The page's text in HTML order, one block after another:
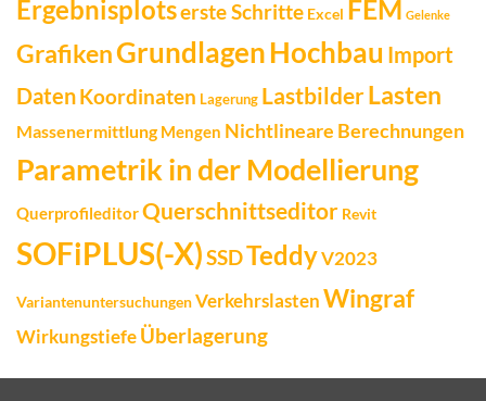
Ergebnisplotserste Schritte Excel FEM Gelenke
GrafikenGrundlagenHochbau Import
DatenKoordinaten Lagerung LastbilderLasten
Massenermittlung Mengen Nichtlineare Berechnungen
Parametrik in der Modellierung
QuerprofileditorQuerschnittseditor Revit
SOFiPLUS(-X)SSDTeddyV2023
VariantenuntersuchungenVerkehrslastenWingraf
WirkungstiefeÜberlagerung